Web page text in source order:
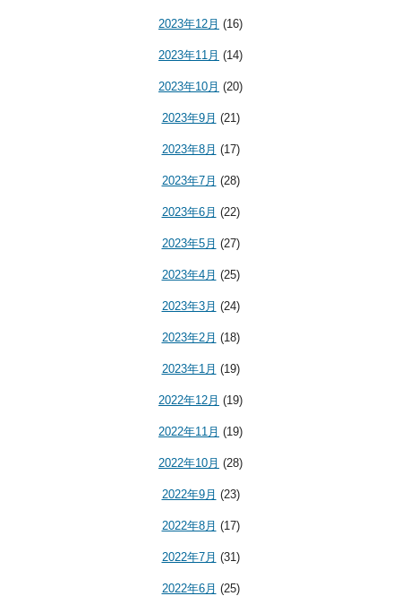
2023年12月 (16)
2023年11月 (14)
2023年10月 (20)
2023年9月 (21)
2023年8月 (17)
2023年7月 (28)
2023年6月 (22)
2023年5月 (27)
2023年4月 (25)
2023年3月 (24)
2023年2月 (18)
2023年1月 (19)
2022年12月 (19)
2022年11月 (19)
2022年10月 (28)
2022年9月 (23)
2022年8月 (17)
2022年7月 (31)
2022年6月 (25)